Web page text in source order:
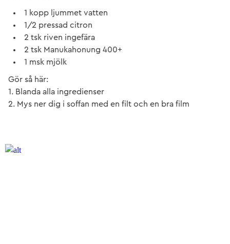
1 kopp ljummet vatten
1/2 pressad citron
2 tsk riven ingefära
2 tsk Manukahonung 400+
1 msk mjölk
Gör så här:
1. Blanda alla ingredienser
2. Mys ner dig i soffan med en filt och en bra film